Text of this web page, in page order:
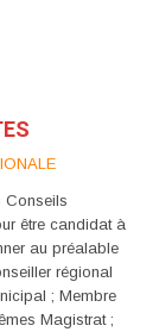
Conseils
être candidat à
au préalable
régional
; Membre
Magistrat ;